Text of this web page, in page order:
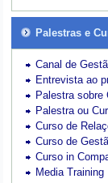
Palestras e
Canal de
Entrevista ao
Palestra sobre
Palestra ou
Curso de
Curso de
Curso in
Media Training